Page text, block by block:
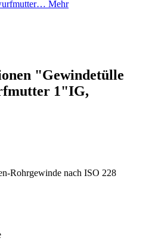
Mehr
"Gewindetülle
1"IG,
Rohrgewinde nach ISO 228